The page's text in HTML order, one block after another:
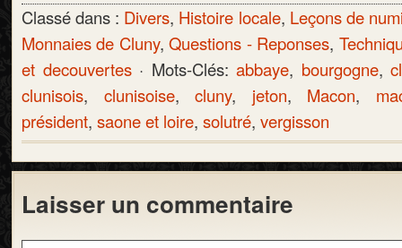
Classé dans : Divers, Histoire locale, Leçons de
Monnaies de Cluny,Questions - Reponses,
et decouvertes· Mots-Clés:abbaye, bourgogne,
clunisois, clunisoise, cluny, jeton, Macon,
président, saone et loire, solutré, vergisson
Laisser un commentaire